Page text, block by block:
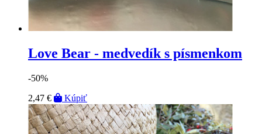
Love Bear - medvedík s písmenkom
-50%
2,47 €
Kúpiť